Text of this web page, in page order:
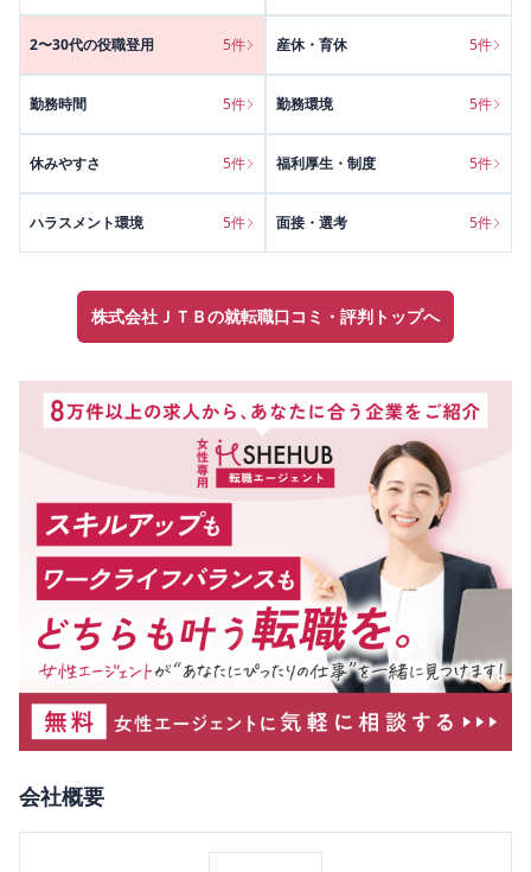
2〜30代の役職登用 5件 産休・育休 5件
勤務時間 5件 勤務環境 5件
休みやすさ 5件 福利厚生・制度 5件
ハラスメント環境 5件 面接・選考 5件
株式会社ＪＴＢの就転職口コミ・評判トップへ
会社概要